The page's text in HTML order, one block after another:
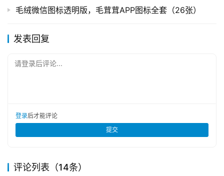
航
苹
导
址
导
航
登录
毛绒微信图标透明版，毛茸茸APP图标全套（26张）
发表回复
请登录后评论...
登录后才能评论
提交
评论列表（14条）